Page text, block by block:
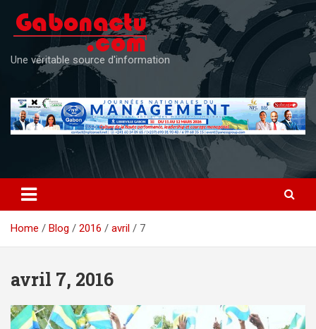
content
Une véritable source d'information
Home Blog 2016 avril 7
avril 7, 2016